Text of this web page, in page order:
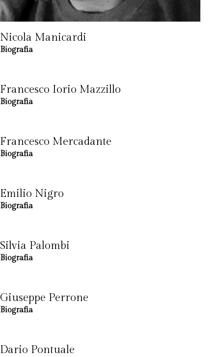
Nicola Manicardi
Biografia
Francesco Iorio Mazzillo
Biografia
Francesco Mercadante
Biografia
Emilio Nigro
Biografia
Silvia Palombi
Biografia
Giuseppe Perrone
Biografia
Dario Pontuale